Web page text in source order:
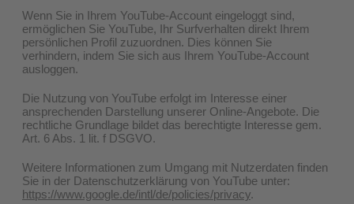
Wenn Sie in Ihrem YouTube-Account eingeloggt sind,
ermöglichen Sie YouTube, Ihr Surfverhalten direkt Ihrem
persönlichen Profil zuzuordnen. Dies können Sie
verhindern, indem Sie sich aus Ihrem YouTube-Account
ausloggen.
Die Nutzung von YouTube erfolgt im Interesse einer
ansprechenden Darstellung unserer Online-Angebote. Die
rechtliche Grundlage bildet das berechtigte Interesse gem.
Art. 6 Abs. 1 lit. f DSGVO.
Weitere Informationen zum Umgang mit Nutzerdaten finden
Sie in der Datenschutzerklärung von YouTube unter:
https://www.google.de/intl/de/policies/privacy.